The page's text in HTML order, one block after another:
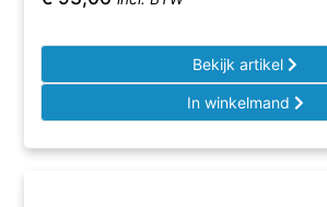
Bekijk artikel
In winkelmand